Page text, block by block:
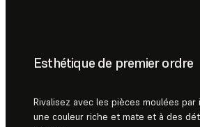
Esthétique de premier ordre
Rivalisez avec les pièces moulées
une couleur riche et mate et à des